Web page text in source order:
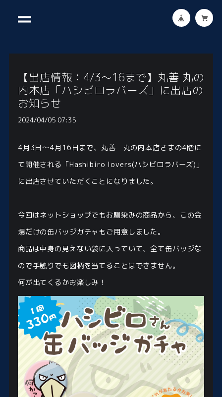
【出店情報：4/3～16まで】丸善 丸の
内本店「ハシビロラバーズ」に出店の
お知らせ
2024/04/05 07:35
4月3日〜4月16日まで、丸善 丸の内本店さまの4階に
て開催される「Hashibiro lovers(ハシビロラバーズ)」
に出店させていただくことになりました。
今回はネットショップでもお馴染みの商品から、この会
場だけの缶バッジガチャもご用意しました。
商品は中身の見えない袋に入っていて、全て缶バッジな
ので手触りでも図柄を当てることはできません。
何が出てくるかお楽しみ！